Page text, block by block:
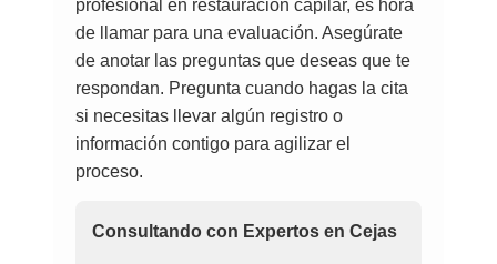
profesional en restauración capilar, es hora
de llamar para una evaluación. Asegúrate
de anotar las preguntas que deseas que te
respondan. Pregunta cuando hagas la cita
si necesitas llevar algún registro o
información contigo para agilizar el
proceso.
Consultando con Expertos en Cejas